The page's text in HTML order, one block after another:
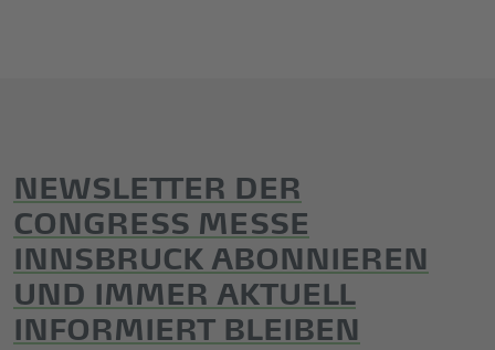
NEWSLETTER DER
CONGRESS MESSE
INNSBRUCK ABONNIEREN
UND IMMER AKTUELL
INFORMIERT BLEIBEN